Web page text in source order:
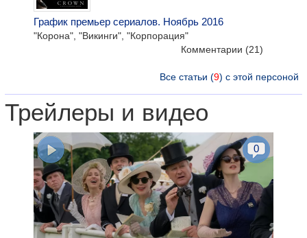
График премьер сериалов. Ноябрь 2016
"Корона", "Викинги", "Корпорация"
Комментарии (21)
Все статьи (9) с этой персоной
Трейлеры и видео
0